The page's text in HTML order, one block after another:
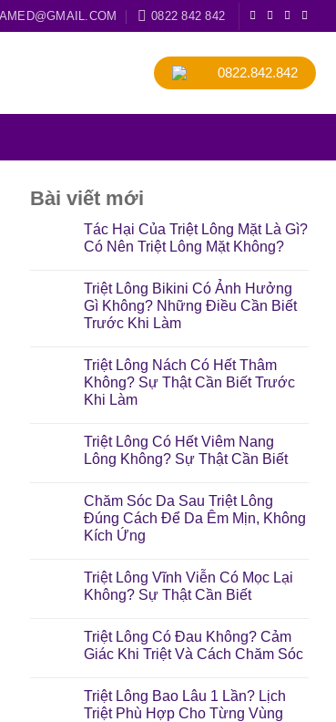
0822 842 842
0822.842.842
Bài viết mới
Tác Hại Của Triệt Lông Mặt Là Gì?
Có Nên Triệt Lông Mặt Không?
Triệt Lông Bikini Có Ảnh Hưởng
Gì Không? Những Điều Cần Biết
Trước Khi Làm
Triệt Lông Nách Có Hết Thâm
Không? Sự Thật Cần Biết Trước
Khi Làm
Triệt Lông Có Hết Viêm Nang
Lông Không? Sự Thật Cần Biết
Chăm Sóc Da Sau Triệt Lông
Đúng Cách Để Da Êm Mịn, Không
Kích Ứng
Triệt Lông Vĩnh Viễn Có Mọc Lại
Không? Sự Thật Cần Biết
Triệt Lông Có Đau Không? Cảm
Giác Khi Triệt Và Cách Chăm Sóc
Triệt Lông Bao Lâu 1 Lần? Lịch
Triệt Phù Hợp Cho Từng Vùng